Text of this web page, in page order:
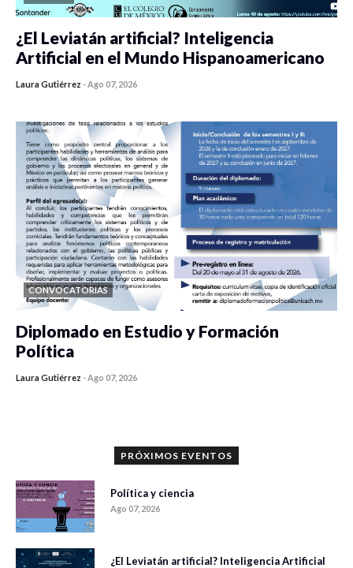
¿El Leviatán artificial? Inteligencia
Artificial en el Mundo Hispanoamericano
Laura Gutiérrez -Ago 07, 2026
CONVOCATORIAS
Diplomado en Estudio y Formación
Política
Laura Gutiérrez -Ago 07, 2026
PRÓXIMOS EVENTOS
Política y ciencia
Ago 07, 2026
¿El Leviatán artificial? Inteligencia Artificial